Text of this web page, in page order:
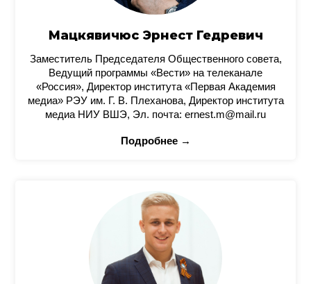
Мацкявичюс Эрнест Гедревич
Заместитель Председателя Общественного совета,
Ведущий программы «Вести» на телеканале
«Россия», Директор института «Первая Академия
медиа» РЭУ им. Г. В. Плеханова, Директор института
медиа НИУ ВШЭ, Эл. почта: ernest.m@mail.ru
Подробнее →